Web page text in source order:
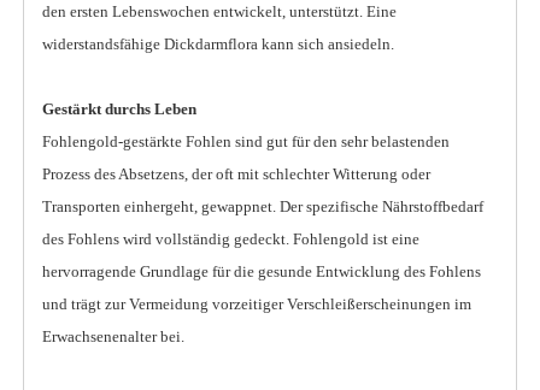
den ersten Lebenswochen entwickelt, unterstützt. Eine
widerstandsfähige Dickdarmflora kann sich ansiedeln.
Gestärkt durchs Leben
Fohlengold-gestärkte Fohlen sind gut für den sehr belastenden
Prozess des Absetzens, der oft mit schlechter Witterung oder
Transporten einhergeht, gewappnet. Der spezifische Nährstoffbedarf
des Fohlens wird vollständig gedeckt. Fohlengold ist eine
hervorragende Grundlage für die gesunde Entwicklung des Fohlens
und trägt zur Vermeidung vorzeitiger Verschleißerscheinungen im
Erwachsenenalter bei.